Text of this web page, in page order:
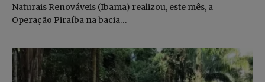
Naturais Renováveis (Ibama) realizou, este mês, a
Operação Piraíba na bacia…